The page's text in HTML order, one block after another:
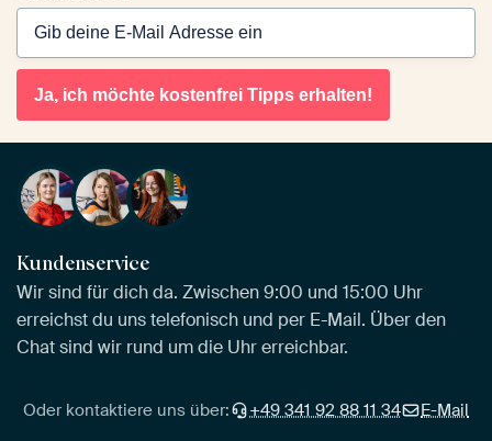
Ja, ich möchte kostenfrei Tipps erhalten!
Kundenservice
Wir sind für dich da. Zwischen 9:00 und 15:00 Uhr
erreichst du uns telefonisch und per E-Mail. Über den
Chat sind wir rund um die Uhr erreichbar.
Oder kontaktiere uns über: +49 341 92 88 11 34 E-Mail